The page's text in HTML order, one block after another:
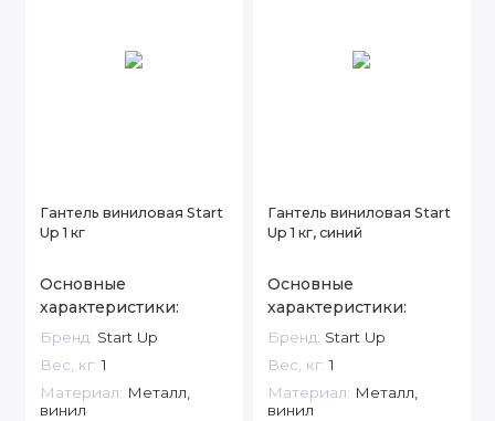
Гантель виниловая Start
Up 1 кг
Основные
характеристики:
Бренд: Start Up
Вес, кг: 1
Материал: Металл,
винил
Гантель виниловая Start
Up 1 кг, синий
Основные
характеристики:
Бренд: Start Up
Вес, кг: 1
Материал: Металл,
винил